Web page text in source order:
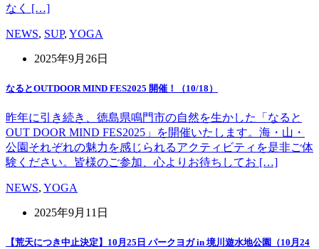
なく […]
NEWS, SUP, YOGA
2025年9月26日
なるとOUTDOOR MIND FES2025 開催！（10/18）
昨年に引き続き、徳島県鳴門市の自然を生かした「なると
OUT DOOR MIND FES2025」を開催いたします。海・山・
公園それぞれの魅力を感じられるアクティビティを是非ご体
験ください。皆様のご参加、心よりお待ちしてお […]
NEWS, YOGA
2025年9月11日
【荒天につき中止決定】10月25日 パークヨガ in 境川遊水地公園（10月24